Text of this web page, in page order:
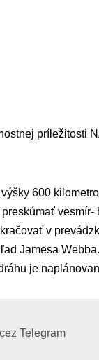
príležitosti
600
vesmír-
v
Jamesa
je
Telegram